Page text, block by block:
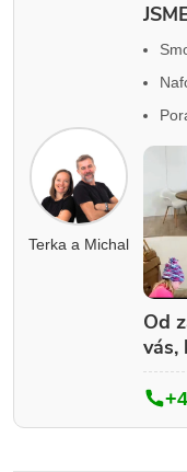
Terka a Michal
Od
vás,